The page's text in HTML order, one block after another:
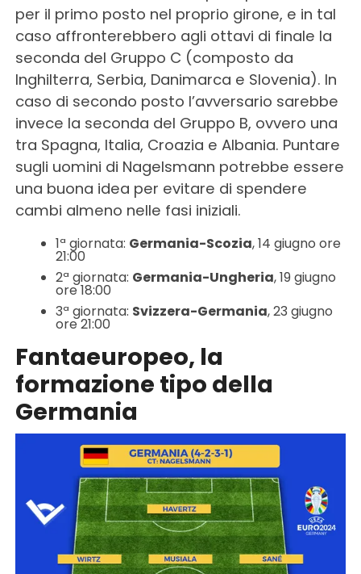
per il primo posto nel proprio girone, e in tal
caso affronterebbero agli ottavi di finale la
seconda del Gruppo C (composto da
Inghilterra, Serbia, Danimarca e Slovenia). In
caso di secondo posto l’avversario sarebbe
invece la seconda del Gruppo B, ovvero una
tra Spagna, Italia, Croazia e Albania. Puntare
sugli uomini di Nagelsmann potrebbe essere
una buona idea per evitare di spendere
cambi almeno nelle fasi iniziali.
1ª giornata: Germania-Scozia, 14 giugno ore
21:00
2ª giornata: Germania-Ungheria, 19 giugno
ore 18:00
3ª giornata: Svizzera-Germania, 23 giugno
ore 21:00
Fantaeuropeo, la
formazione tipo della
Germania